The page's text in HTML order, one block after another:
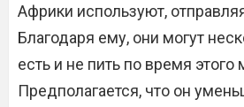
Африки используют,
Благодаря ему, они могут
есть и не пить по время этого
Предполагается, что он